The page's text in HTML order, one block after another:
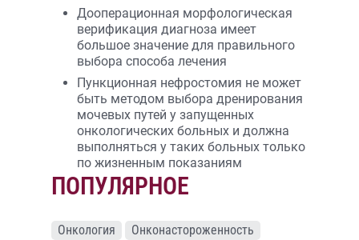
Дооперационная морфологическая
верификация диагноза имеет
большое значение для правильного
выбора способа лечения
Пункционная нефростомия не может
быть методом выбора дренирования
мочевых путей у запущенных
онкологических больных и должна
выполняться у таких больных только
по жизненным показаниям
ПОПУЛЯРНОЕ
Онкология
Онконастороженность